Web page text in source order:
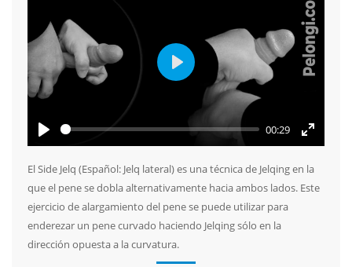
Play
00:29
Enter
fullscreen
Play
El Side Jelq (Español: Jelq lateral) es una técnica de Jelqing en la
que el pene se dobla alternativamente hacia ambos lados. Este
ejercicio de alargamiento del pene se puede utilizar para
enderezar un pene curvado haciendo Jelqing sólo en la
dirección opuesta a la curvatura.